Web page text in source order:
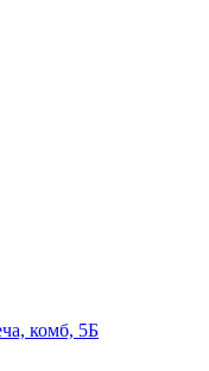
комб, 5Б